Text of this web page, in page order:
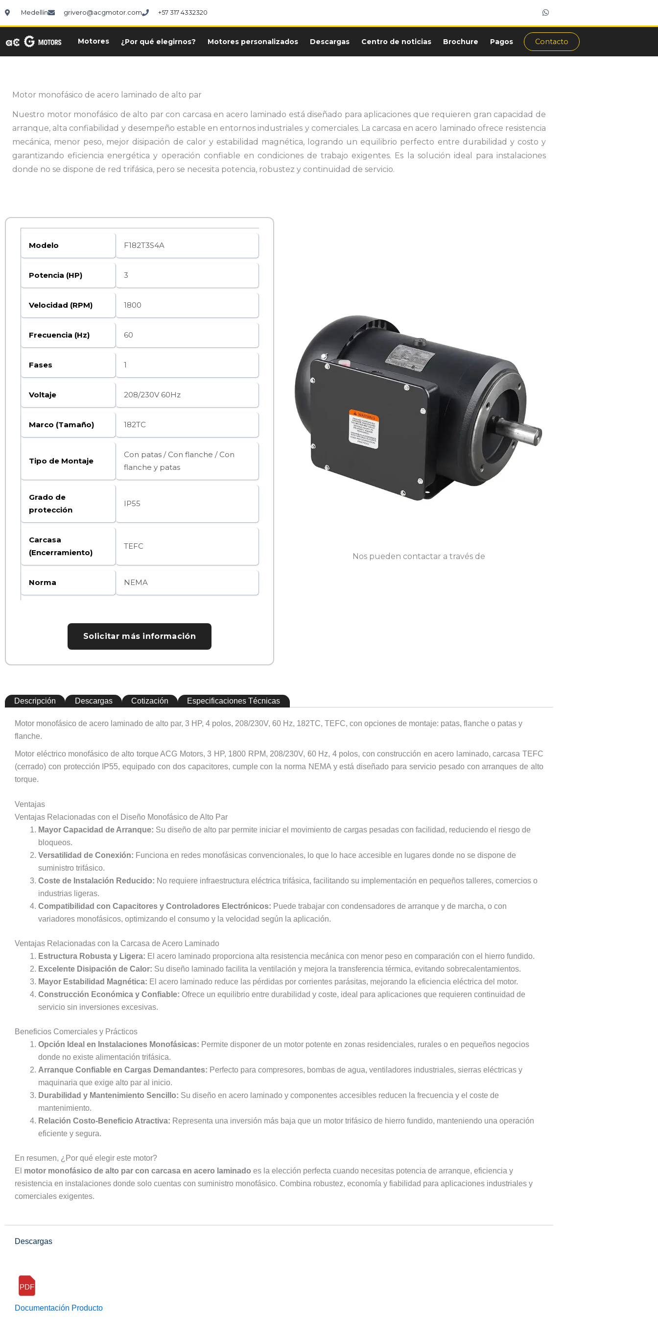
Medellín grivero@acgmotor.com +57 317 4332320
W
h
a
p
Motores ¿Por qué elegirnos? Motores personalizados Descargas Centro de noticias Brochure Pagos Contacto
Motor monofásico de acero laminado de alto par
Nuestro motor monofásico de alto par con carcasa en acero laminado está diseñado para aplicaciones que requieren gran capacidad de
arranque, alta confiabilidad y desempeño estable en entornos industriales y comerciales. La carcasa en acero laminado ofrece resistencia
mecánica, menor peso, mejor disipación de calor y estabilidad magnética, logrando un equilibrio perfecto entre durabilidad y costo y
garantizando eficiencia energética y operación confiable en condiciones de trabajo exigentes. Es la solución ideal para instalaciones
donde no se dispone de red trifásica, pero se necesita potencia, robustez y continuidad de servicio.
Modelo F182T3S4A
Potencia (HP) 3
Velocidad (RPM) 1800
Frecuencia (Hz) 60
Fases 1
Voltaje 208/230V 60Hz
Marco (Tamaño) 182TC
Tipo de Montaje
Con patas / Con flanche / Con
flanche y patas
Grado de
protección
IP55
Carcasa
(Encerramiento)
TEFC
Norma NEMA
Solicitar más información
Nos pueden contactar a través de
Descripción Descargas Cotización Especificaciones Técnicas
Motor monofásico de acero laminado de alto par, 3 HP, 4 polos, 208/230V, 60 Hz, 182TC, TEFC, con opciones de montaje: patas, flanche o patas y
flanche.
Motor eléctrico monofásico de alto torque ACG Motors, 3 HP, 1800 RPM, 208/230V, 60 Hz, 4 polos, con construcción en acero laminado, carcasa TEFC
(cerrado) con protección IP55, equipado con dos capacitores, cumple con la norma NEMA y está diseñado para servicio pesado con arranques de alto
torque.
Ventajas
Ventajas Relacionadas con el Diseño Monofásico de Alto Par
Mayor Capacidad de Arranque: Su diseño de alto par permite iniciar el movimiento de cargas pesadas con facilidad, reduciendo el riesgo de
bloqueos.
Versatilidad de Conexión: Funciona en redes monofásicas convencionales, lo que lo hace accesible en lugares donde no se dispone de
suministro trifásico.
Coste de Instalación Reducido: No requiere infraestructura eléctrica trifásica, facilitando su implementación en pequeños talleres, comercios o
industrias ligeras.
Compatibilidad con Capacitores y Controladores Electrónicos: Puede trabajar con condensadores de arranque y de marcha, o con
variadores monofásicos, optimizando el consumo y la velocidad según la aplicación.
Ventajas Relacionadas con la Carcasa de Acero Laminado
Estructura Robusta y Ligera: El acero laminado proporciona alta resistencia mecánica con menor peso en comparación con el hierro fundido.
Excelente Disipación de Calor: Su diseño laminado facilita la ventilación y mejora la transferencia térmica, evitando sobrecalentamientos.
Mayor Estabilidad Magnética: El acero laminado reduce las pérdidas por corrientes parásitas, mejorando la eficiencia eléctrica del motor.
Construcción Económica y Confiable: Ofrece un equilibrio entre durabilidad y coste, ideal para aplicaciones que requieren continuidad de
servicio sin inversiones excesivas.
Beneficios Comerciales y Prácticos
Opción Ideal en Instalaciones Monofásicas: Permite disponer de un motor potente en zonas residenciales, rurales o en pequeños negocios
donde no existe alimentación trifásica.
Arranque Confiable en Cargas Demandantes: Perfecto para compresores, bombas de agua, ventiladores industriales, sierras eléctricas y
maquinaria que exige alto par al inicio.
Durabilidad y Mantenimiento Sencillo: Su diseño en acero laminado y componentes accesibles reducen la frecuencia y el coste de
mantenimiento.
Relación Costo-Beneficio Atractiva: Representa una inversión más baja que un motor trifásico de hierro fundido, manteniendo una operación
eficiente y segura.
En resumen, ¿Por qué elegir este motor?
El motor monofásico de alto par con carcasa en acero laminado es la elección perfecta cuando necesitas potencia de arranque, eficiencia y
resistencia en instalaciones donde solo cuentas con suministro monofásico. Combina robustez, economía y fiabilidad para aplicaciones industriales y
comerciales exigentes.
Descargas
PDF
Documentación Producto